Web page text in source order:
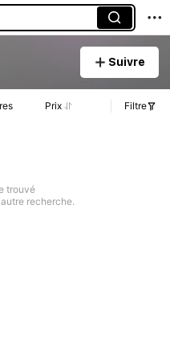
Suivre
Prix Filtre
trouvé
recherche.